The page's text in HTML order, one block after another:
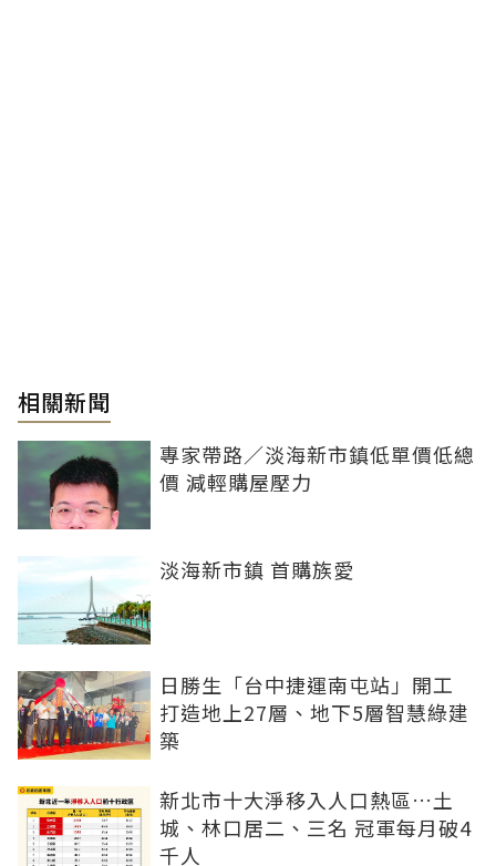
相關新聞
專家帶路／淡海新市鎮低單價低總
價 減輕購屋壓力
淡海新市鎮 首購族愛
日勝生「台中捷運南屯站」開工
打造地上27層、地下5層智慧綠建
築
新北市十大淨移入人口熱區…土
城、林口居二、三名 冠軍每月破4
千人